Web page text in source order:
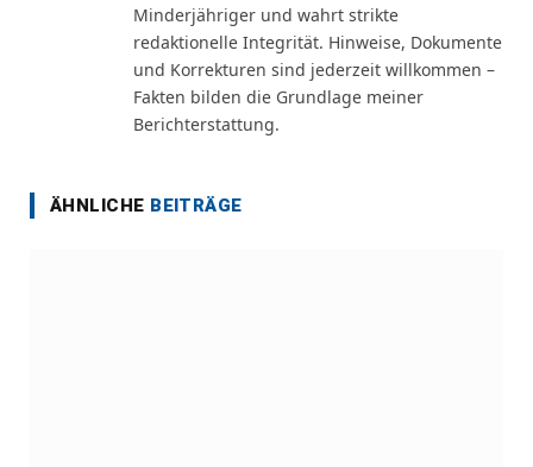
Minderjähriger und wahrt strikte
redaktionelle Integrität. Hinweise, Dokumente
und Korrekturen sind jederzeit willkommen –
Fakten bilden die Grundlage meiner
Berichterstattung.
ÄHNLICHE BEITRÄGE